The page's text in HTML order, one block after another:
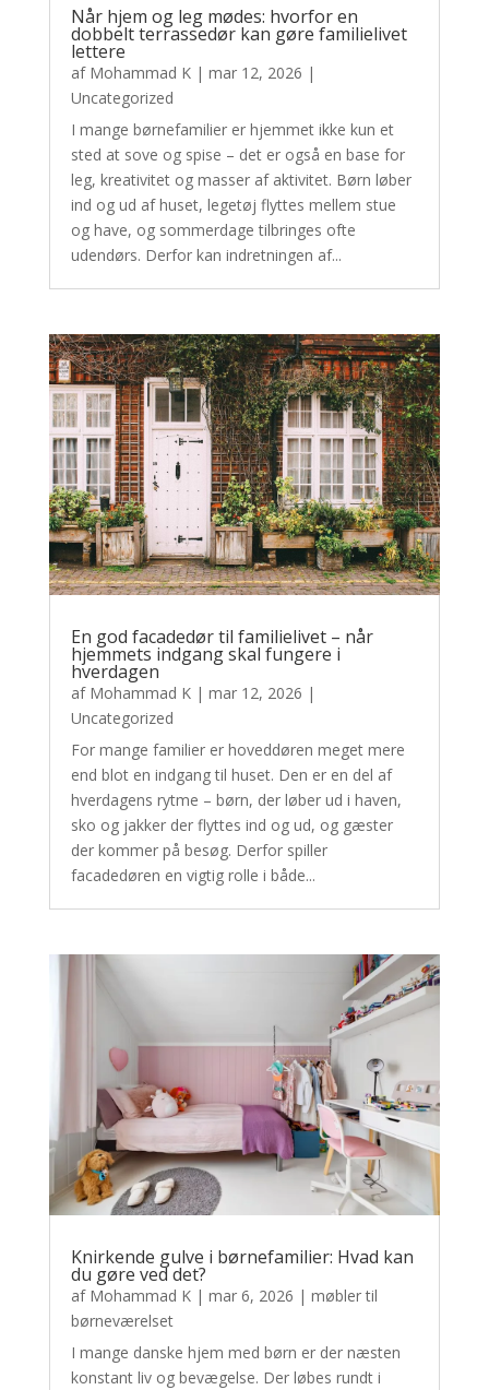
Når hjem og leg mødes: hvorfor en
dobbelt terrassedør kan gøre familielivet
lettere
af Mohammad K| mar 12, 2026 |
Uncategorized
I mange børnefamilier er hjemmet ikke kun et
sted at sove og spise – det er også en base for
leg, kreativitet og masser af aktivitet. Børn løber
ind og ud af huset, legetøj flyttes mellem stue
og have, og sommerdage tilbringes ofte
udendørs. Derfor kan indretningen af...
En god facadedør til familielivet – når
hjemmets indgang skal fungere i
hverdagen
af Mohammad K| mar 12, 2026 |
Uncategorized
For mange familier er hoveddøren meget mere
end blot en indgang til huset. Den er en del af
hverdagens rytme – børn, der løber ud i haven,
sko og jakker der flyttes ind og ud, og gæster
der kommer på besøg. Derfor spiller
facadedøren en vigtig rolle i både...
Knirkende gulve i børnefamilier: Hvad kan
du gøre ved det?
af Mohammad K| mar 6, 2026 | møbler til
børneværelset
I mange danske hjem med børn er der næsten
konstant liv og bevægelse. Der løbes rundt i